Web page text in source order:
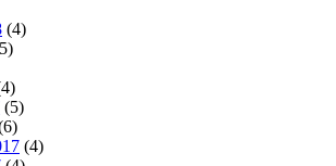
(4)
(5)
(4)